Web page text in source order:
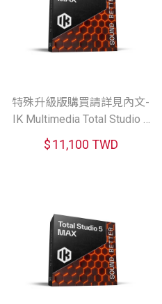
特殊升級版購買請詳見內文-
IK Multimedia Total Studio 5
MAXgrade虛擬音色軟體
$11,100 TWD